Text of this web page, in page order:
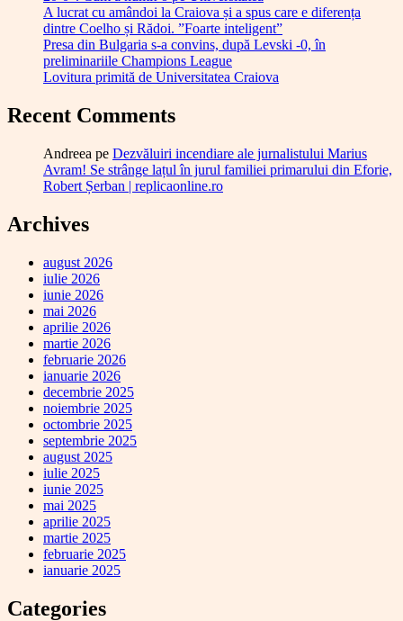
A lucrat cu amândoi la Craiova și a spus care e diferența
dintre Coelho și Rădoi. ”Foarte inteligent”
Presa din Bulgaria s-a convins, după Levski -0, în
preliminariile Champions League
Lovitura primită de Universitatea Craiova
Recent Comments
Andreea pe Dezvăluiri incendiare ale jurnalistului Marius
Avram! Se strânge lațul în jurul familiei primarului din Eforie,
Robert Șerban | replicaonline.ro
Archives
august 2026
iulie 2026
iunie 2026
mai 2026
aprilie 2026
martie 2026
februarie 2026
ianuarie 2026
decembrie 2025
noiembrie 2025
octombrie 2025
septembrie 2025
august 2025
iulie 2025
iunie 2025
mai 2025
aprilie 2025
martie 2025
februarie 2025
ianuarie 2025
Categories